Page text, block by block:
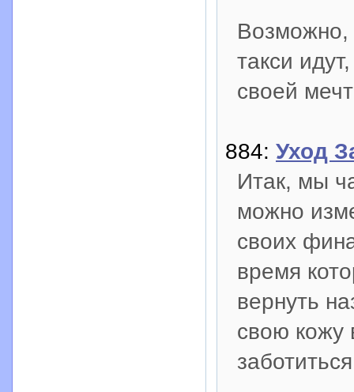
Возможно,
такси
своей
884: Уход
Итак, мы
можно
своих
время
вернуть
свою кожу